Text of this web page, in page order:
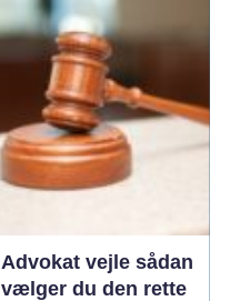
hurtigt blive både utrygt
og dyrt, hvis der ikke
reageres rigtigt. Derfor
giver ...
Advokat vejle sådan
vælger du den rette